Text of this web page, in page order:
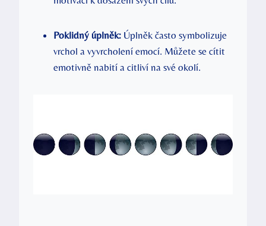
Poklidný úplněk: Úplněk ⁢často symbolizuje
vrchol a‍ vyvrcholení emocí. Můžete se cítit
emotivně nabití a citliví na své okolí.